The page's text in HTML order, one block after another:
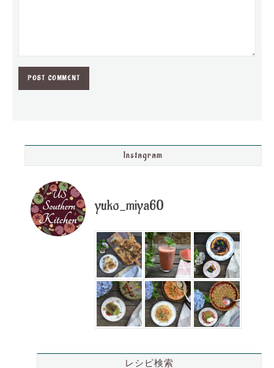
Instagram
yuko_miya60
レシピ検索